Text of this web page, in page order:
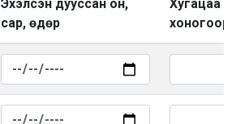
Эхэлсэн дууссан он,
сар, өдөр
Хугацаа /
хоногоор